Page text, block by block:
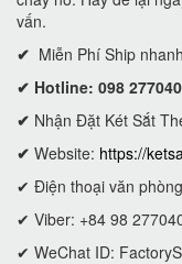
vấn.
✔ Miễn Phí Ship
✔ Hotline: 098
✔ Nhận Đặt Két Sắt
✔ Website: https://
✔ Điện thoại văn
✔ Viber: +84 98
✔ WeChat ID: